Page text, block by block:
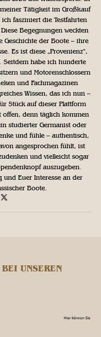
Tätigkeit im Großkauf
fasziniert die Testfahrten
Begegnungen weckten
der Boote – ihre
Es ist diese „Provenienz“,
Seitdem habe ich hunderte
und Motorenschlossern
und Fachmagazinen
Wissen, das ich nun –
Stück auf dieser Plattform
offen, denn täglich kommen
studierter Germanist oder
und fühle – authentisch,
angesprochen fühlt, ist
und vielleicht sogar
auszugeben.
und Euer Interesse an der
Boote.
UNSEREN